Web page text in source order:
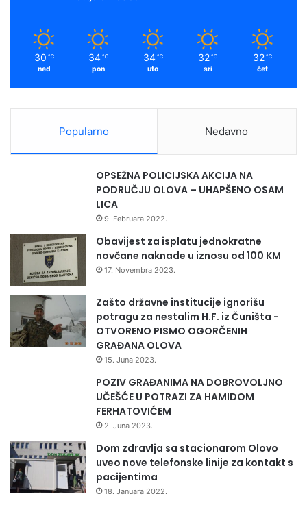
30 ℃
ned
34 ℃
pon
34 ℃
uto
32 ℃
sri
32 ℃
čet
Popularno Nedavno
OPSEŽNA POLICIJSKA AKCIJA NA
PODRUČJU OLOVA – UHAPŠENO OSAM
LICA
9. Februara 2022.
Obavijest za isplatu jednokratne
novčane naknade u iznosu od 100 KM
17. Novembra 2023.
Zašto državne institucije ignorišu
potragu za nestalim H.F. iz Čuništa -
OTVORENO PISMO OGORČENIH
GRAĐANA OLOVA
15. Juna 2023.
POZIV GRAĐANIMA NA DOBROVOLJNO
UČEŠĆE U POTRAZI ZA HAMIDOM
FERHATOVIĆEM
2. Juna 2023.
Dom zdravlja sa stacionarom Olovo
uveo nove telefonske linije za kontakt s
pacijentima
18. Januara 2022.